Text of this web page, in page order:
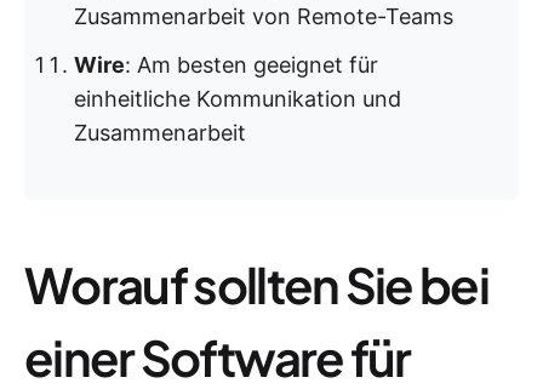
Zusammenarbeit von Remote-Teams
Wire: Am besten geeignet für
einheitliche Kommunikation und
Zusammenarbeit
Worauf sollten Sie bei
einer Software für